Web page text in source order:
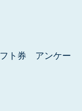
ト券 アンケー